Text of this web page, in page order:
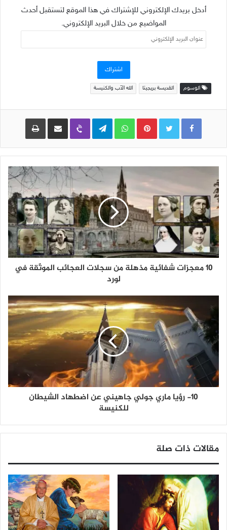
أدخل بريدك الإلكتروني للإشتراك في هذا الموقع لتستقبل أحدث
المواضيع من خلال البريد الإلكتروني.
عنوان
البريد
اشتراك
الوسوم القديسة بريجيتا الله الآب والكنيسة
Pinterest
WhatsApp
Telegram
Viber مشاركة عبر البريد طباعة
10 معجزات شفائية مذهلة من سجلات العجائب الموثّقة في
لورد
10- رؤيا ماري جولي جاهيني عن اضطهاد الشيطان
للكنيسة
مقالات ذات صلة